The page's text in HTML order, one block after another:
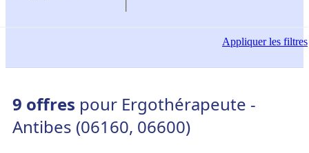
Appliquerles filtres
9 offres pour Ergothérapeute -
Antibes (06160, 06600)